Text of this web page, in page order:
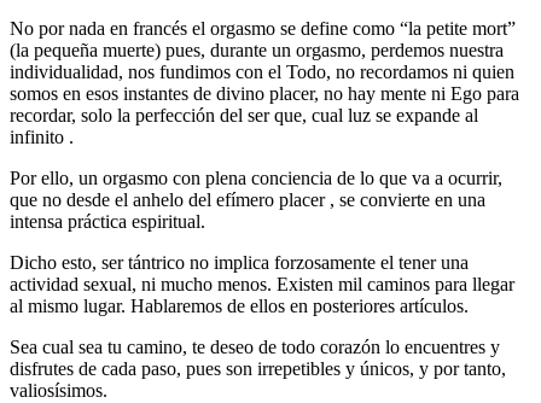
No por nada en francés el orgasmo se define como “la petite mort”
(la pequeña muerte) pues, durante un orgasmo, perdemos nuestra
individualidad, nos fundimos con el Todo, no recordamos ni quien
somos en esos instantes de divino placer, no hay mente ni Ego para
recordar, solo la perfección del ser que, cual luz se expande al
infinito .
Por ello, un orgasmo con plena conciencia de lo que va a ocurrir,
que no desde el anhelo del efímero placer , se convierte en una
intensa práctica espiritual.
Dicho esto, ser tántrico no implica forzosamente el tener una
actividad sexual, ni mucho menos. Existen mil caminos para llegar
al mismo lugar. Hablaremos de ellos en posteriores artículos.
Sea cual sea tu camino, te deseo de todo corazón lo encuentres y
disfrutes de cada paso, pues son irrepetibles y únicos, y por tanto,
valiosísimos.